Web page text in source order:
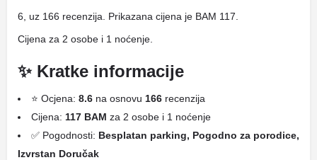
6, uz 166 recenzija. Prikazana cijena je BAM 117.
Cijena za 2 osobe i 1 noćenje.
✨ Kratke informacije
⭐ Ocjena: 8.6 na osnovu 166 recenzija
Cijena: 117 BAM za 2 osobe i 1 noćenje
✅ Pogodnosti: Besplatan parking, Pogodno za porodice,
Izvrstan Doručak